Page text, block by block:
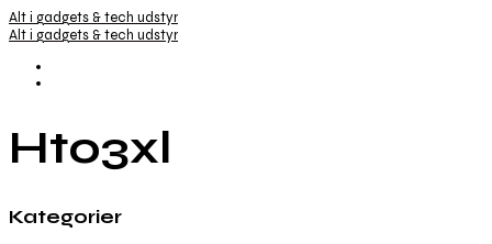
Alt i gadgets & tech udstyr
Alt i gadgets & tech udstyr
Ht03xl
Kategorier